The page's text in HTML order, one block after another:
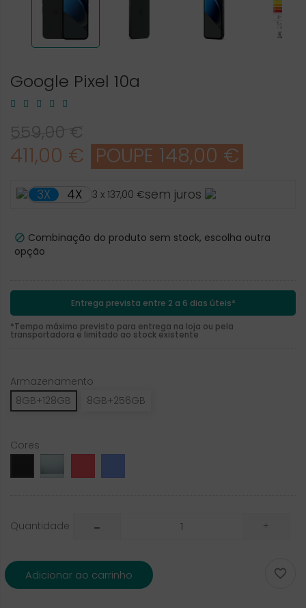
Google Pixel 10a
559,00 €
411,00 € POUPE 148,00 €
3X 4X 3 x 137,00 €sem juros
 Combinação do produto sem stock, escolha outra
opção
Entrega prevista entre 2 a 6 dias úteis*
*Tempo máximo previsto para entrega na loja ou pela
transportadora e limitado ao stock existente
Armazenamento
8GB+128GB
8GB+256GB
Cores
Quantidade
Adicionar ao carrinho 